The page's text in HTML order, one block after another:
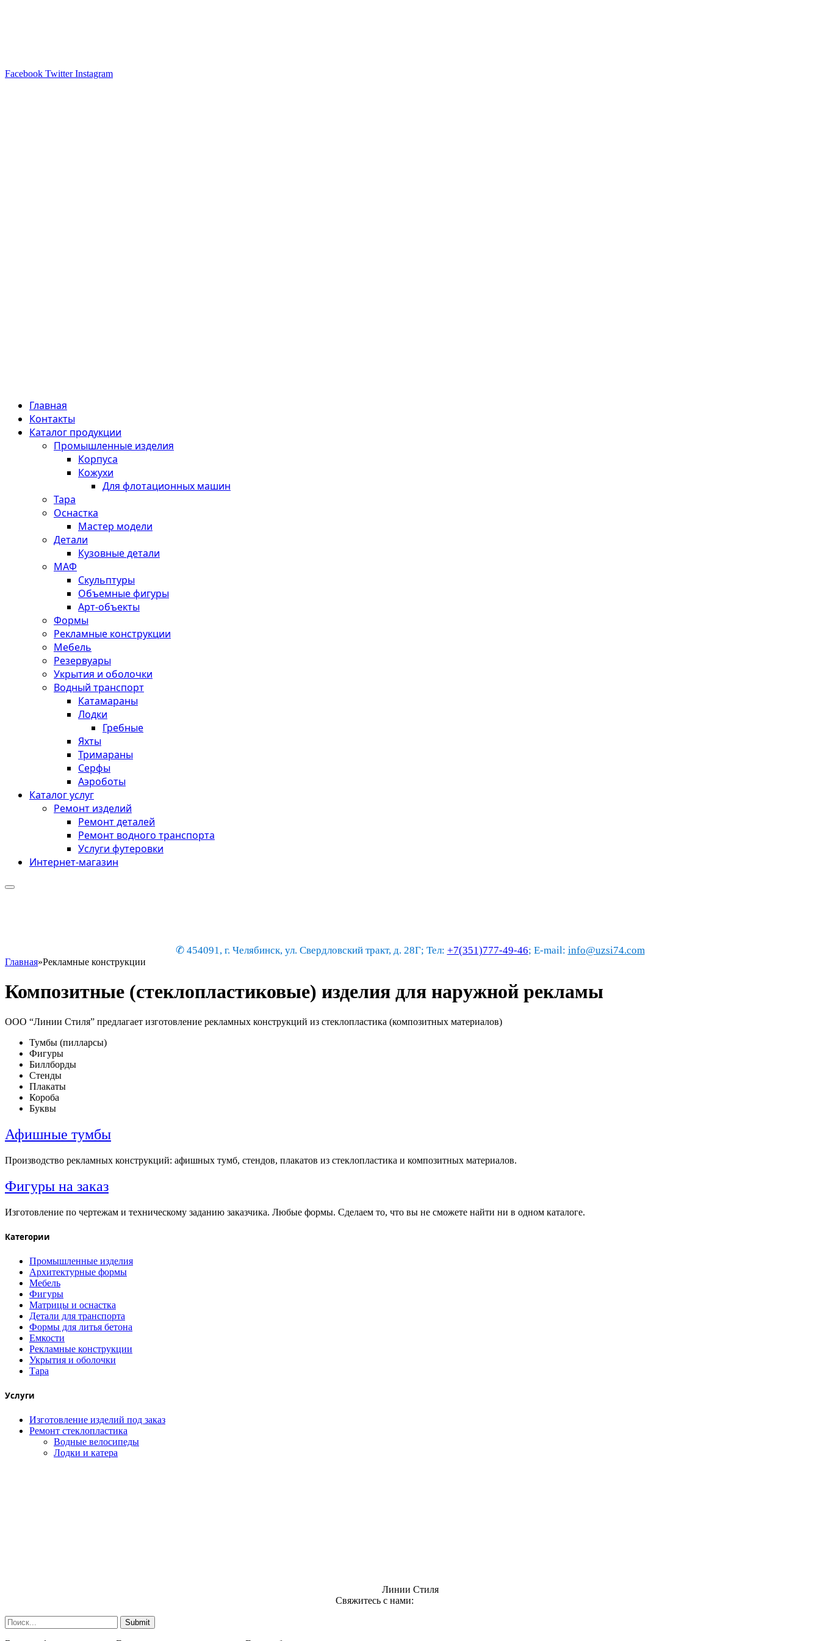
Facebook Twitter Instagram
Главная
Контакты
Каталог продукции
Промышленные изделия
Корпуса
Кожухи
Для флотационных машин
Тара
Оснастка
Мастер модели
Детали
Кузовные детали
МАФ
Скульптуры
Объемные фигуры
Арт-объекты
Формы
Рекламные конструкции
Мебель
Резервуары
Укрытия и оболочки
Водный транспорт
Катамараны
Лодки
Гребные
Яхты
Тримараны
Серфы
Аэроботы
Каталог услуг
Ремонт изделий
Ремонт деталей
Ремонт водного транспорта
Услуги футеровки
Интернет-магазин
✆ 454091, г. Челябинск, ул. Свердловский тракт, д. 28Г; Тел: +7(351)777-49-46; E-mail: info@uzsi74.com
Главная»Рекламные конструкции
Композитные (стеклопластиковые) изделия для наружной рекламы
ООО “Линии Стиля” предлагает изготовление рекламных конструкций из стеклопластика (композитных материалов)
Тумбы (пилларсы)
Фигуры
Биллборды
Стенды
Плакаты
Короба
Буквы
Афишные тумбы
Производство рекламных конструкций: афишных тумб, стендов, плакатов из стеклопластика и композитных материалов.
Фигуры на заказ
Изготовление по чертежам и техническому заданию заказчика. Любые формы. Сделаем то, что вы не сможете найти ни в одном каталоге.
Категории
Промышленные изделия
Архитектурные формы
Мебель
Фигуры
Матрицы и оснастка
Детали для транспорта
Формы для литья бетона
Емкости
Рекламные конструкции
Укрытия и оболочки
Тара
Услуги
Изготовление изделий под заказ
Ремонт стеклопластика
Водные велосипеды
Лодки и катера
Линии Стиля
Свяжитесь с нами:
Submit